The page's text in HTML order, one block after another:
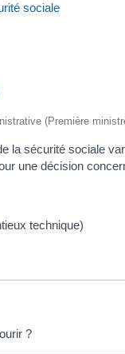
sociale
(Première
la sécurité sociale
une décision
technique)
?